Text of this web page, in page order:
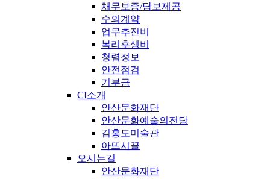
채무보증/담보제공
수의계약
업무추진비
복리후생비
청렴정보
안전점검
기부금
CI소개
안산문화재단
안산문화예술의전당
김홍도미술관
아뜨시끌
오시는길
안산문화재단